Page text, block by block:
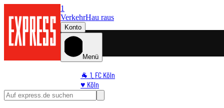
1
VerkehrHau raus
Konto
Menü
🐐 1. FC Köln
♥️ Köln
⭐ Promi